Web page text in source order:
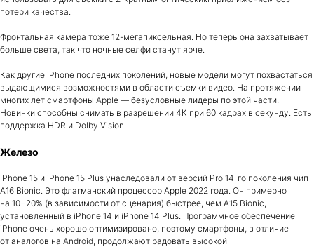
потери качества.
Фронтальная камера тоже 12-мегапиксельная. Но теперь она захватывает
больше света, так что ночные селфи станут ярче.
Как другие iPhone последних поколений, новые модели могут похвастаться
выдающимися возможностями в области съемки видео. На протяжении
многих лет смартфоны Apple — безусловные лидеры по этой части.
Новинки способны снимать в разрешении 4К при 60 кадрах в секунду. Есть
поддержка HDR и Dolby Vision.
Железо
iPhone 15 и iPhone 15 Plus унаследовали от версий Pro 14-го поколения чип
A16 Bionic. Это флагманский процессор Apple 2022 года. Он примерно
на 10−20% (в зависимости от сценария) быстрее, чем A15 Bionic,
установленный в iPhone 14 и iPhone 14 Plus. Программное обеспечение
iPhone очень хорошо оптимизировано, поэтому смартфоны, в отличие
от аналогов на Android, продолжают радовать высокой